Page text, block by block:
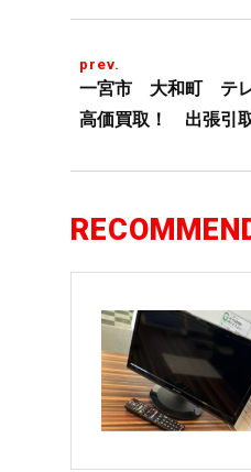
prev.
一宮市 大和町
高価買取！ 出張引